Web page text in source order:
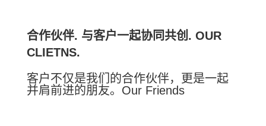
合作伙伴. 与客户一起协同共创. OUR
CLIETNS.
客户不仅是我们的合作伙伴，更是一起
并肩前进的朋友。Our Friends